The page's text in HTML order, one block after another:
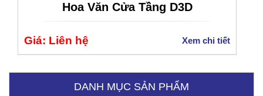
Hoa Văn Cửa Tầng D3D
Giá: Liên hệ Xem chi tiết
DANH MỤC SẢN PHẨM